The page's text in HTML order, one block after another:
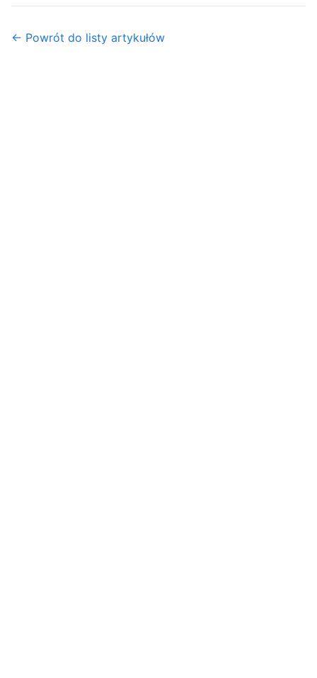
← Powrót do listy artykułów